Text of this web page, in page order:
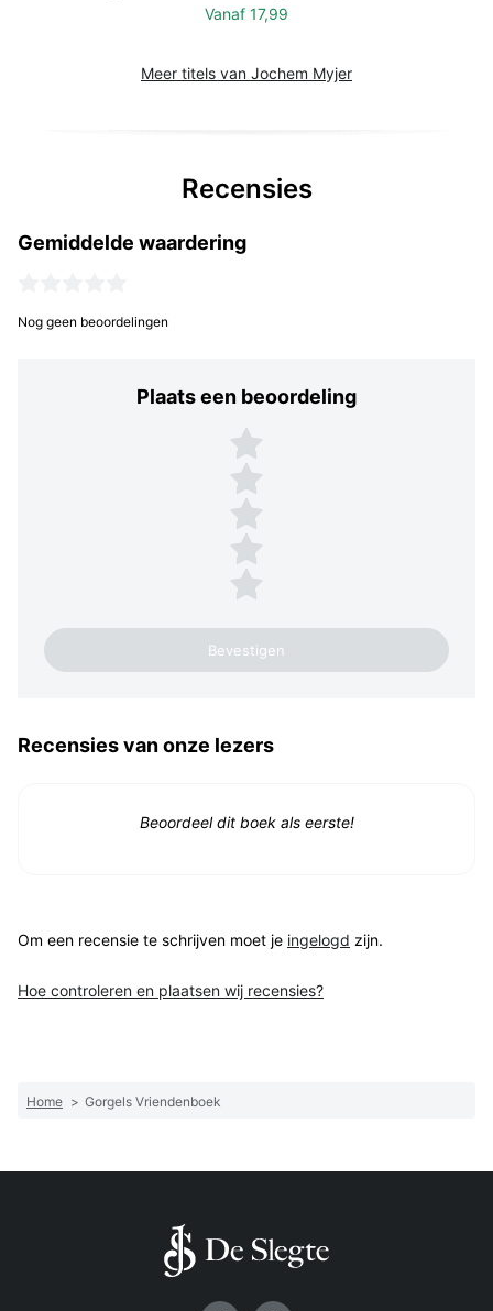
Vanaf 17,99
Meer titels van Jochem Myjer
Recensies
Gemiddelde waardering
Nog geen beoordelingen
Plaats een beoordeling
Plaats een beoordeling
5 sterren
4 sterren
3 sterren
2 sterren
1 ster
Recensies van onze lezers
Beoordeel dit boek als eerste!
Om een recensie te schrijven moet je ingelogd zijn.
Hoe controleren en plaatsen wij recensies?
Home > Gorgels Vriendenboek